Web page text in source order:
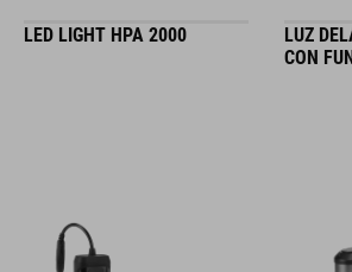
LED LIGHT HPA 2000
LUZ
CON